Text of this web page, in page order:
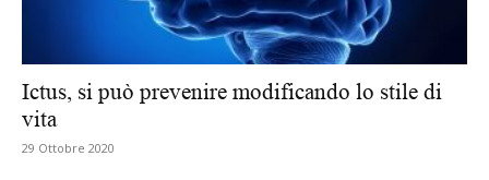
Ictus, si può prevenire modificando lo stile di
vita
29 Ottobre 2020